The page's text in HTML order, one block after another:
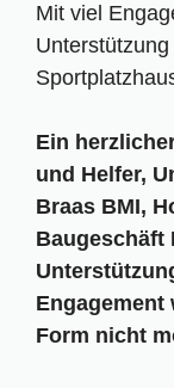
Mit viel
Ein
und Helfer,
Braas BMI,
Baugeschäft
Engagement
Form nicht